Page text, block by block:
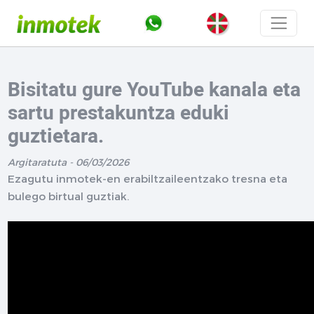
Bisitatu gure YouTube kanala eta
sartu prestakuntza eduki
guztietara.
Argitaratuta - 06/03/2026
Ezagutu inmotek-en erabiltzaileentzako tresna eta
bulego birtual guztiak.